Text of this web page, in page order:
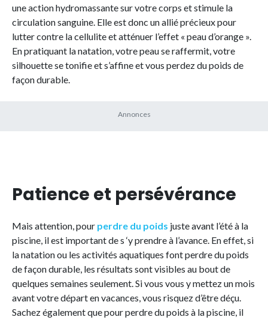
une action hydromassante sur votre corps et stimule la
circulation sanguine. Elle est donc un allié précieux pour
lutter contre la cellulite et atténuer l’effet « peau d’orange ».
En pratiquant la natation, votre peau se raffermit, votre
silhouette se tonifie et s’affine et vous perdez du poids de
façon durable.
Patience et persévérance
Mais attention, pour perdre du poids juste avant l’été à la
piscine, il est important de s ‘y prendre à l’avance. En effet, si
la natation ou les activités aquatiques font perdre du poids
de façon durable, les résultats sont visibles au bout de
quelques semaines seulement. Si vous vous y mettez un mois
avant votre départ en vacances, vous risquez d’être déçu.
Sachez également que pour perdre du poids à la piscine, il